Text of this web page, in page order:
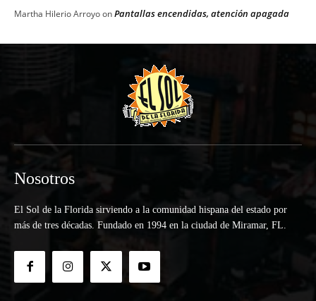
Martha Hilerio ArroyoonPantallas encendidas, atención apagada
Nosotros
El Sol de la Florida sirviendo a la comunidad hispana del estado por
más de tres décadas. Fundado en 1994 en la ciudad de Miramar, FL.